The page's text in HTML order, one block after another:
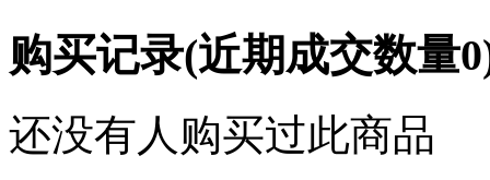
购买记录(近期成交数量0
还没有人购买过此商品